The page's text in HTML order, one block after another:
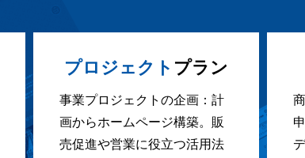
プロジェクト プラン
事業プロジェクトの企画：計
画からホームページ構築。販
売促進や営業に役立つ活用法